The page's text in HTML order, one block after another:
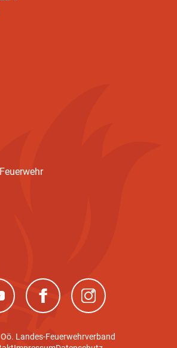
(neues Fenster)(neues Fenster)(neues Fenster)
Landes-Feuerwehrverband